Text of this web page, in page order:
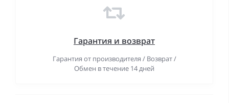
Гарантия и возврат
Гарантия от производителя / Возврат /
Обмен в течение 14 дней